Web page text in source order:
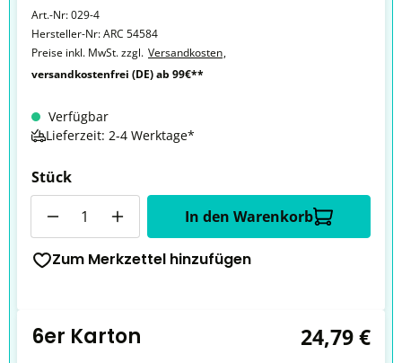
Art.-Nr:029-4
Hersteller-Nr:ARC 54584
Preise inkl. MwSt. zzgl. Versandkosten,
versandkostenfrei (DE) ab 99€**
Verfügbar
Lieferzeit: 2-4 Werktage*
Stück
In den Warenkorb
Zum Merkzettel hinzufügen
6er Karton 24,79 €